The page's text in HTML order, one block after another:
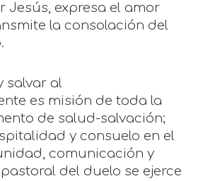
Jesús, expresa el amor
la consolación del
salvar al
es misión de toda la
de salud-salvación;
y consuelo en el
comunicación y
del duelo se ejerce